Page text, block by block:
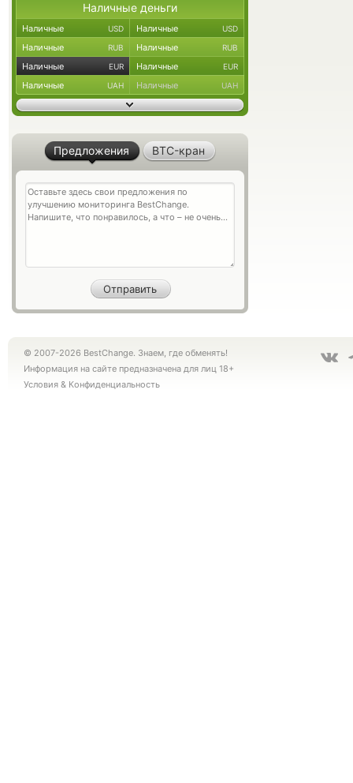
Наличные деньги
Наличные USD Наличные USD
Наличные RUB Наличные RUB
Наличные EUR Наличные EUR
Наличные UAH Наличные UAH
Предложения BTC-кран
© 2007-2026 BestChange. Знаем, где обменять!
Информация на сайте предназначена для лиц 18+
Условия & Конфиденциальность